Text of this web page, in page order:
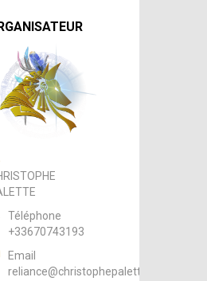
Téléphone
+33670743193
Email
reliance@christophepalette.fr